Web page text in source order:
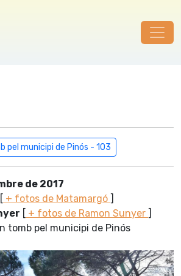
pel municipi de Pinós - 103
de 2017
[ + fotos de Matamargó ]
[ + fotos de Ramon Sunyer ]
tomb pel municipi de Pinós